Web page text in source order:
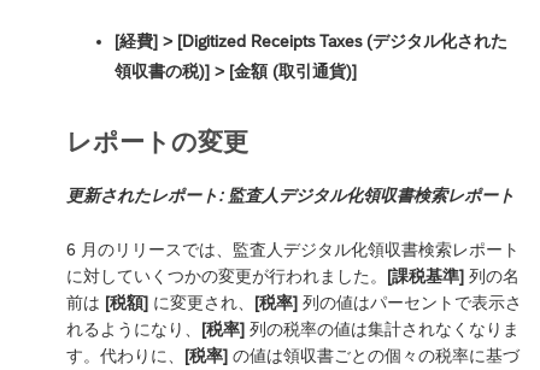
[経費] > [Digitized Receipts Taxes (デジタル化された
領収書の税)] > [金額 (取引通貨)]
レポートの変更
更新されたレポート: 監査人デジタル化領収書検索レポート
6 月のリリースでは、監査人デジタル化領収書検索レポート
に対していくつかの変更が行われました。 [課税基準] 列の名
前は [税額] に変更され、 [税率] 列の値はパーセントで表示さ
れるようになり、 [税率] 列の税率の値は集計されなくなりま
す。代わりに、 [税率] の値は領収書ごとの個々の税率に基づ